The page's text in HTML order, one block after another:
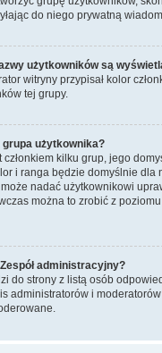
do niego prywatną
użytkowników są
witryny przypisał kolor
tej grupy.
grupa użytkownika?
kilku grup, jego
i ranga będzie domyślnie dla
nadać użytkownikowi
można to zrobić z
Zespół administracyjny?
do strony z listą osób
administratorów i